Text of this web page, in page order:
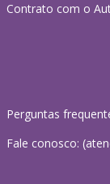
Contrato com o
Perguntas
Fale conosco: